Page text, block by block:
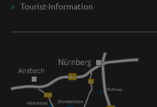
Tourist-Information